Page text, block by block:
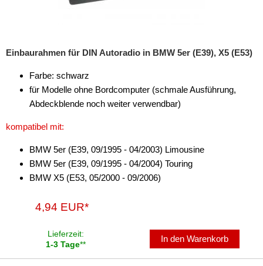
Antennenstecker
Aux-In-Adapter
Bluetooth
CAN-BUS-Adapter
Cinch-Kabel
Einbaurahmen für DIN Autoradio in BMW 5er (E39), X5 (E53)
Farbe: schwarz
für Modelle ohne Bordcomputer (schmale Ausführung,
Abdeckblende noch weiter verwendbar)
kompatibel mit:
BMW 5er (E39, 09/1995 - 04/2003) Limousine
BMW 5er (E39, 09/1995 - 04/2004) Touring
BMW X5 (E53, 05/2000 - 09/2006)
4,94 EUR*
Lieferzeit:
1-3 Tage**
In den Warenkorb